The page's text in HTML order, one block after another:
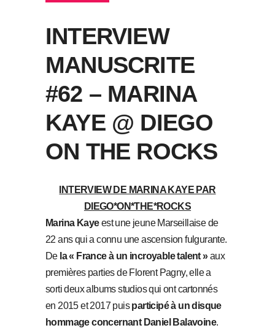
INTERVIEW
MANUSCRITE
#62 – MARINA
KAYE @ DIEGO
ON THE ROCKS
INTERVIEW DE MARINA KAYE PAR
DIEGO*ON*THE*ROCKS
Marina Kayeest une jeune Marseillaise de
22 ans qui a connu une ascension fulgurante.
De la « France à un incroyable talent »aux
premières parties de Florent Pagny, elle a
sorti deux albums studios qui ont cartonnés
en 2015 et 2017 puisparticipé à un disque
hommage concernant Daniel Balavoine.